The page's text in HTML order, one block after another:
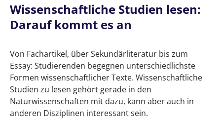
Wissenschaftliche Studien lesen:
Darauf kommt es an
Von Fachartikel, über Sekundärliteratur bis zum
Essay: Studierenden begegnen unterschiedlichste
Formen wissenschaftlicher Texte. Wissenschaftliche
Studien zu lesen gehört gerade in den
Naturwissenschaften mit dazu, kann aber auch in
anderen Disziplinen interessant sein.